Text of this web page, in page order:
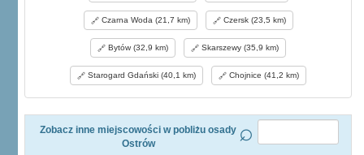
Czarna Woda (21,7 km) Czersk (23,5 km)
Bytów (32,9 km) Skarszewy (35,9 km)
Starogard Gdański (40,1 km) Chojnice (41,2 km)
Zobacz inne miejscowości w pobliżu osady
Ostrów